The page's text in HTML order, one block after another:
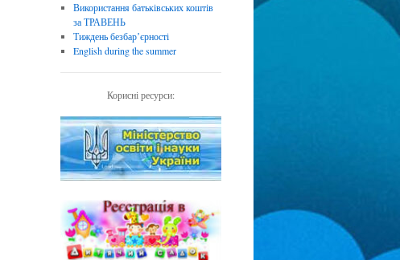
Використання батьківських коштів
за ТРАВЕНЬ
Тиждень безбарʼєрності
English during the summer
Корисні ресурси: